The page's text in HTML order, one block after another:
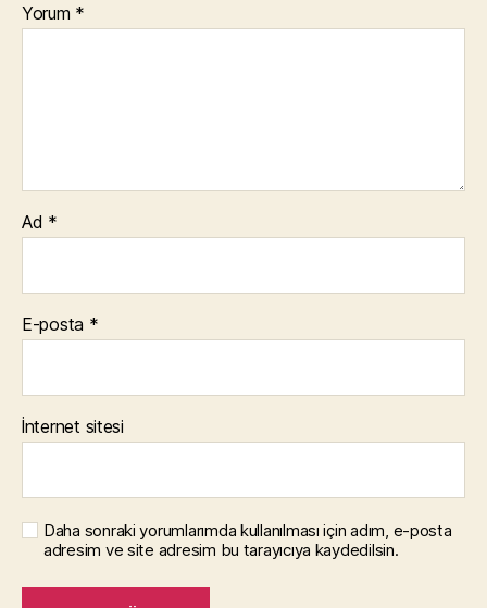
Yorum *
Ad *
E-posta *
İnternet sitesi
Daha sonraki yorumlarımda kullanılması için adım, e-posta
adresim ve site adresim bu tarayıcıya kaydedilsin.